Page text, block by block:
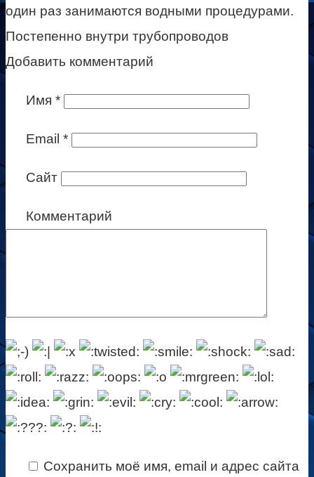
один раз занимаются водными процедурами.
Постепенно внутри трубопроводов
Добавить комментарий
Имя *
Email *
Сайт
Комментарий
Сохранить моё имя, email и адрес сайта